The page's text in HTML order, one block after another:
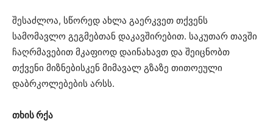
შესაძლოა, სწორედ ახლა გაერკვეთ თქვენს
სამომავლო გეგმებთან დაკავშირებით. საკუთარ თავში
ჩაღრმავებით მკაფიოდ დაინახავთ და შეიცნობთ
თქვენი მიზნებისკენ მიმავალ გზაზე თითოეული
დაბრკოლებების არსს.
თხის რქა